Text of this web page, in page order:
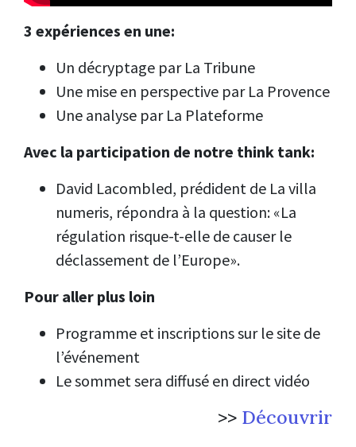
3 expériences en une:
Un décryptage par La Tribune
Une mise en perspective par La Provence
Une analyse par La Plateforme
Avec la participation de notre think tank:
David Lacombled, prédident de La villa
numeris, répondra à la question: «La
régulation risque-t-elle de causer le
déclassement de l’Europe».
Pour aller plus loin
Programme et inscriptions sur le site de
l’événement
Le sommet sera diffusé en direct vidéo
>> Découvrir